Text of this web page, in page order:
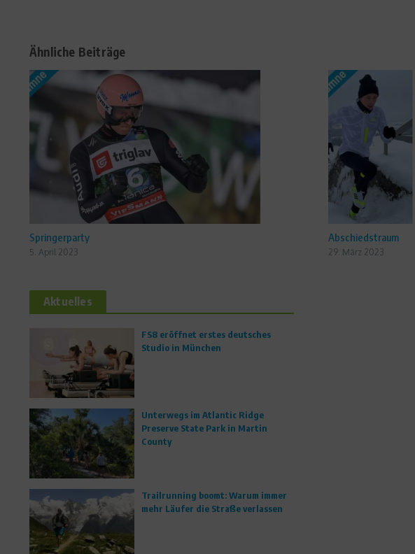
Ähnliche Beiträge
Springerparty
5. April 2023
Abschiedstraum
29. März 2023
Aktuelles
FS8 eröffnet erstes deutsches
Studio in München
Unterwegs im Atlantic Ridge
Preserve State Park in Martin
County
Trailrunning boomt: Warum immer
mehr Läufer die Straße verlassen